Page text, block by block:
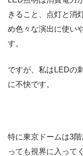
きること、点灯と消
め色々な演出に使い
す。
ですが、私はLEDの
に不快です。
特に東京ドームは3
っても視界に入って